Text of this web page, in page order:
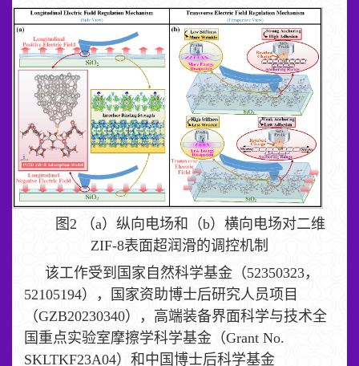
图2 （a）纵向电场和（b）横向电场对二维
ZIF-8表面超润滑的调控机制
该工作受到国家自然科学基金（52350323，
52105194），国家资助博士后研究人员项目
（GZB20230340），高端装备界面科学与技术全
国重点实验室摩擦学科学基金（Grant No.
SKLTKF23A04）和中国博士后科学基金